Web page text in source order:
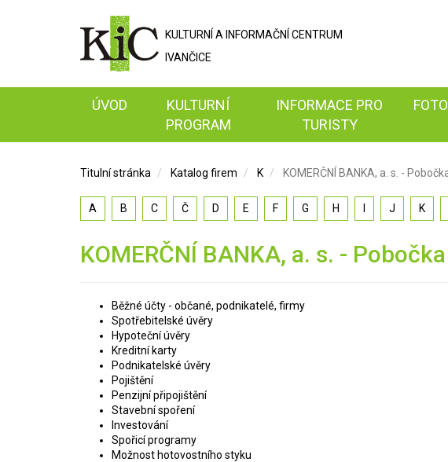
KULTURNÍ A INFORMAČNÍ CENTRUM
IVANČICE
ÚVOD
KULTURNÍ
PROGRAM
INFORMACE PRO
TURISTY
Titulní stránka Katalog firem K KOMERČNÍ BANKA, a. s. -
A B C Č D E F G H J K
KOMERČNÍ BANKA, a. s. -
Běžné účty - občané, podnikatelé, firmy
Spotřebitelské úvěry
Hypoteční úvěry
Kreditní karty
Podnikatelské úvěry
Pojištění
Penzijní připojištění
Stavební spoření
Investování
Spořicí programy
Možnost hotovostního styku